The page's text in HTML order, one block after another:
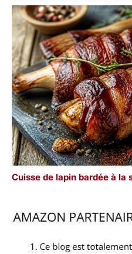
Cuisse de lapin bardée à la